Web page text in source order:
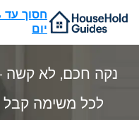
יום
נקה חכם, לא קשה
לכל משימה קבל